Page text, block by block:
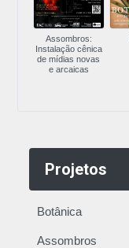
Projetos
Botânica
Assombros
Assombros:
Instalação cênica
de mídias novas
e arcaicas